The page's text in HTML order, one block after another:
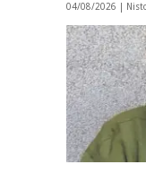
04/08/2026 |